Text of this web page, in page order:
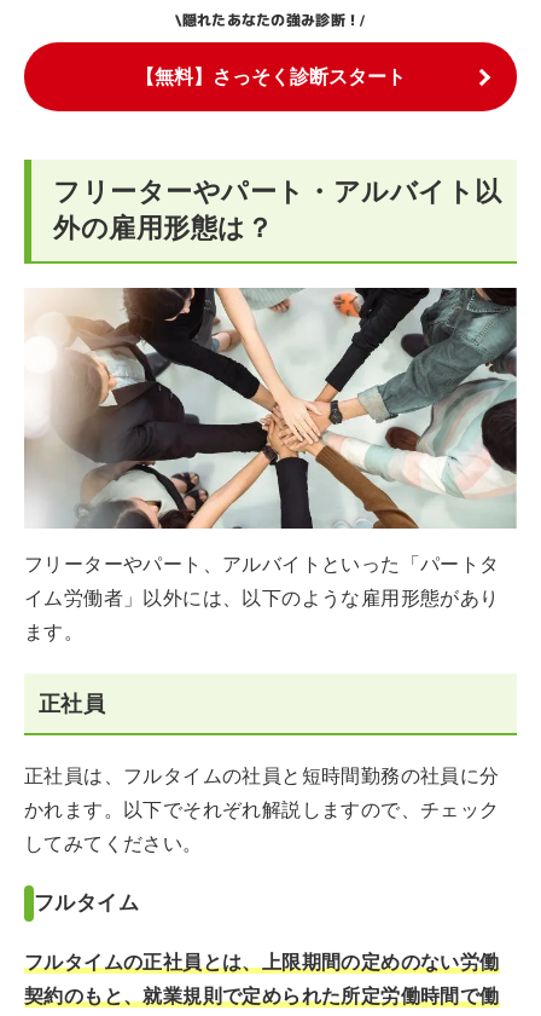
\隠れたあなたの強み診断！/
【無料】さっそく診断スタート
フリーターやパート・アルバイト以
外の雇用形態は？
フリーターやパート、アルバイトといった「パートタ
イム労働者」以外には、以下のような雇用形態があり
ます。
正社員
正社員は、フルタイムの社員と短時間勤務の社員に分
かれます。以下でそれぞれ解説しますので、チェック
してみてください。
フルタイム
フルタイムの正社員とは、上限期間の定めのない労働
契約のもと、就業規則で定められた所定労働時間で働